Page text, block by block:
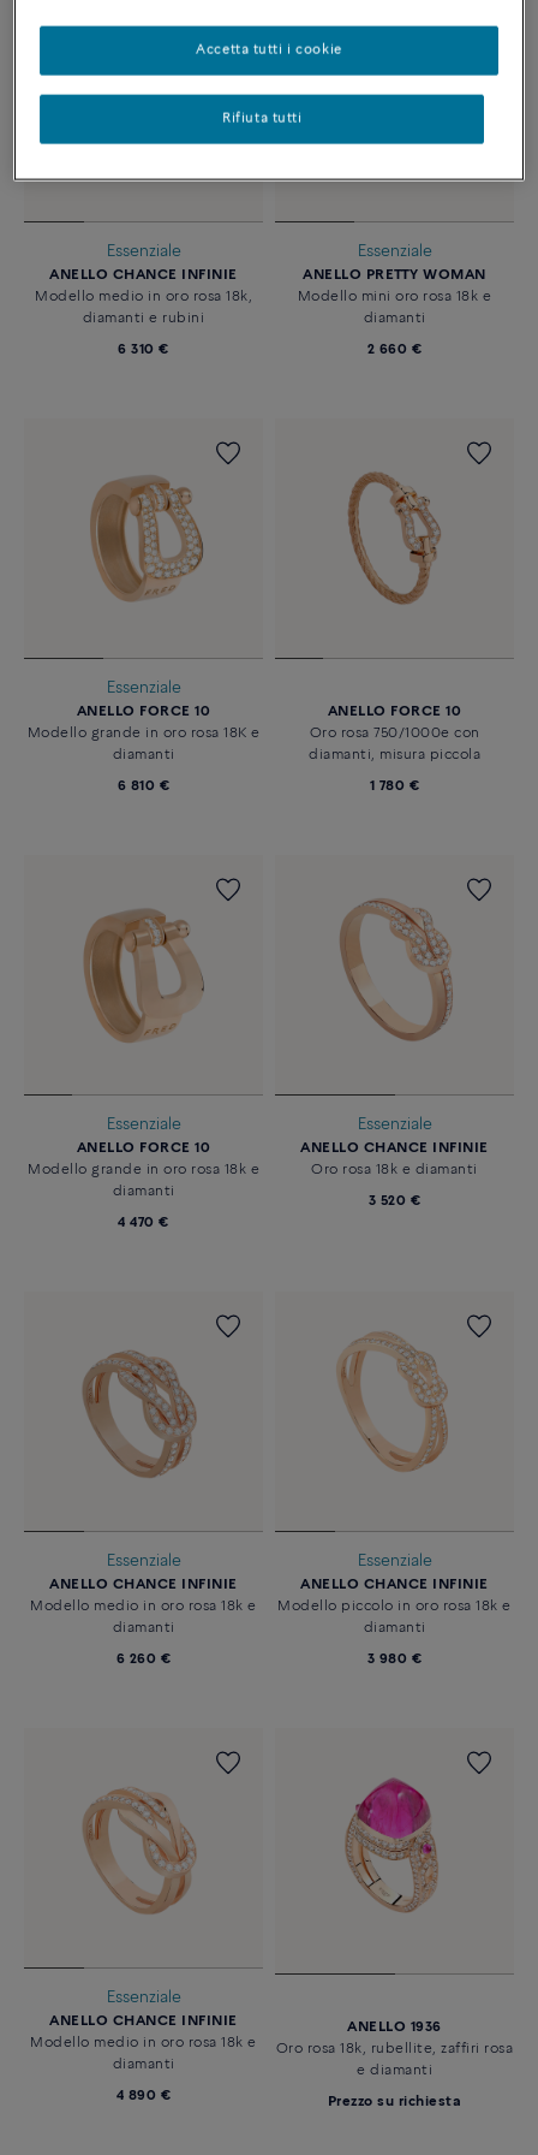
Essenziale
ANELLO CHANCE INFINIE
Modello medio in oro rosa 18k,
diamanti e rubini
6 310 €
Essenziale
ANELLO PRETTY WOMAN
Modello mini oro rosa 18k e
diamanti
2 660 €
Essenziale
ANELLO FORCE 10
Modello grande in oro rosa 18K e
diamanti
6 810 €
ANELLO FORCE 10
Oro rosa 750/1000e con
diamanti, misura piccola
1 780 €
Essenziale
ANELLO FORCE 10
Modello grande in oro rosa 18k e
diamanti
4 470 €
Essenziale
ANELLO CHANCE INFINIE
Oro rosa 18k e diamanti
3 520 €
Essenziale
ANELLO CHANCE INFINIE
Modello medio in oro rosa 18k e
diamanti
6 260 €
Essenziale
ANELLO CHANCE INFINIE
Modello piccolo in oro rosa 18k e
diamanti
3 980 €
Essenziale
ANELLO CHANCE INFINIE
Modello medio in oro rosa 18k e
diamanti
4 890 €
ANELLO 1936
Oro rosa 18k, rubellite, zaffiri rosa
e diamanti
Prezzo su richiesta
Rifiuta tutti
Accetta tutti i cookie